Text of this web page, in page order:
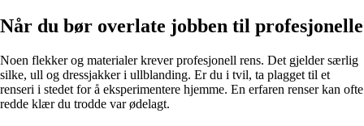
Når du bør overlate jobben til profesjonelle
Noen flekker og materialer krever profesjonell rens. Det gjelder særlig
silke, ull og dressjakker i ullblanding. Er du i tvil, ta plagget til et
renseri i stedet for å eksperimentere hjemme. En erfaren renser kan ofte
redde klær du trodde var ødelagt.